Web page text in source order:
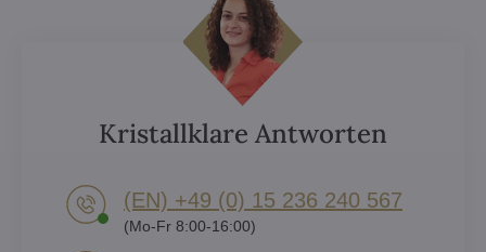
Kristallklare Antworten
(EN) +49 (0) 15 236 240 567
(Mo-Fr 8:00-16:00)